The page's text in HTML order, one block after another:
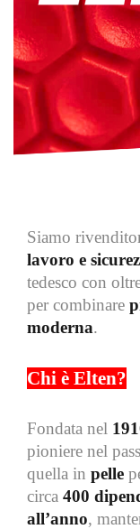
Siamo
lavoro e
tedesco con
per combinare
moderna.
Chi è Elten?
Fondata nel
pioniere nel
quella in pelle
circa 400
all’anno,